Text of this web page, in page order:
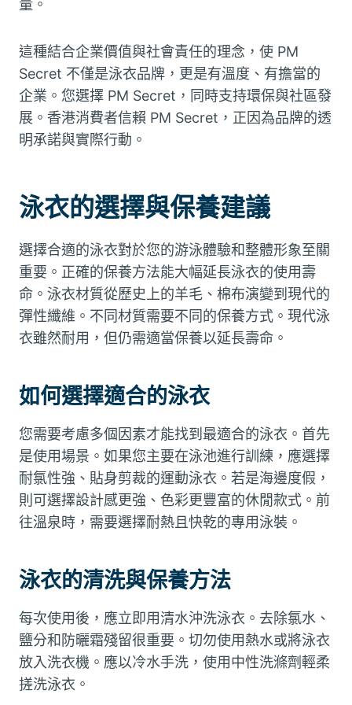
量。
這種結合企業價值與社會責任的理念，使 PM
Secret 不僅是泳衣品牌，更是有溫度、有擔當的
企業。您選擇 PM Secret，同時支持環保與社區發
展。香港消費者信賴 PM Secret，正因為品牌的透
明承諾與實際行動。
泳衣的選擇與保養建議
選擇合適的泳衣對於您的游泳體驗和整體形象至關
重要。正確的保養方法能大幅延長泳衣的使用壽
命。泳衣材質從歷史上的羊毛、棉布演變到現代的
彈性纖維。不同材質需要不同的保養方式。現代泳
衣雖然耐用，但仍需適當保養以延長壽命。
如何選擇適合的泳衣
您需要考慮多個因素才能找到最適合的泳衣。首先
是使用場景。如果您主要在泳池進行訓練，應選擇
耐氯性強、貼身剪裁的運動泳衣。若是海邊度假，
則可選擇設計感更強、色彩更豐富的休閒款式。前
往溫泉時，需要選擇耐熱且快乾的專用泳裝。
泳衣的清洗與保養方法
每次使用後，應立即用清水沖洗泳衣。去除氯水、
鹽分和防曬霜殘留很重要。切勿使用熱水或將泳衣
放入洗衣機。應以冷水手洗，使用中性洗滌劑輕柔
搓洗泳衣。